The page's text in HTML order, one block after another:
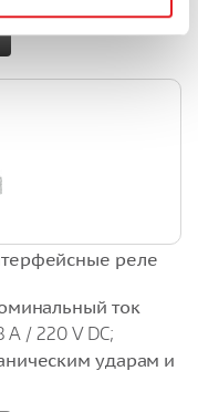
реле
ток
A / 220 V DC;
ударам и